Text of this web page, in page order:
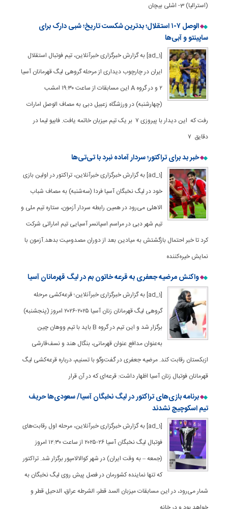
(استرالیا) 3- اشلی بیچان
الوصل ۷-۱ استقلال؛ بدترین شکست تاریخ؛ شبی دارک برای
ساپینتو و آبی‌ها
[ad_1] به گزارش خبرگزاری خبرآنلاین، تیم فوتبال استقلال
ایران در چارچوب دیداری از مرحله گروهی لیگ قهرمانان آسیا
۲ و در گروه A این مسابقات از ساعت ۱۹:۳۰ امشب
(چهارشنبه) در ورزشگاه زعبیل دبی به مصاف الوصل امارات
رفت که این دیدار با پیروزی ۷ بر یک تیم میزبان خاتمه یافت. فابیو لیما در
دقایق ۷
خبر بد برای تراکتور؛ سردار آماده نبرد با تی‌تی‌ها
[ad_1] به گزارش خبرگزاری خبرآنلاین، تراکتور در اولین بازی
خود در لیگ نخبگان آسیا فردا (سه‌شنبه) به مصاف شباب
الاهلی می‌رود در همین رابطه سردار آزمون، ستاره تیم ملی و
تیم شهر دبی در مراسم اسپانسر آسیایی تیم اماراتی شرکت
کرد تا خبر احتمال بازگشتش به میادین بعد از دوران مصدومیت بدهد.آزمون با
نمایش خیره‌کننده
واکنش مرضیه جعفری به قرعه خاتون بم در لیگ قهرمانان آسیا
[ad_1] به گزارش خبرگزاری خبرآنلاین؛ قرعه‌کشی مرحله
گروهی لیگ قهرمانان زنان آسیا ۲۰۲۵-۲۰۲۶ امروز (پنجشنبه)
برگزار شد و این تیم در گروه B باید با تیم ووهان چین
به‌عنوان مدافع عنوان قهرمانی، بنگال هند و نسف‌قارشی
ازبکستان رقابت کند. مرضیه جعفری در گفت‌وگو با تسنیم، درباره قرعه‌کشی لیگ
قهرمانان فوتبال زنان آسیا اظهار داشت: قرعه‌ای که در آن قرار
برنامه بازی‌های تراکتور در لیگ نخبگان آسیا/ سعودی‌ها حریف
تیم اسکوچیچ نشدند
[ad_1] به گزارش خبرگزاری خبرآنلاین، مرحله اول رقابت‌های
فوتبال لیگ نخبگان آسیا ۲۶-۲۰۲۵ از ساعت ۱۲:۳۰ امروز
(جمعه – به وقت ایران) در شهر کوالالامپور برگزار شد. تراکتور
که تنها نماینده کشورمان در فصل پیش روی لیگ نخبگان به
شمار می‌رود، در این مسابقات میزبان السد قطر، الشرطه عراق، الدحیل قطر و